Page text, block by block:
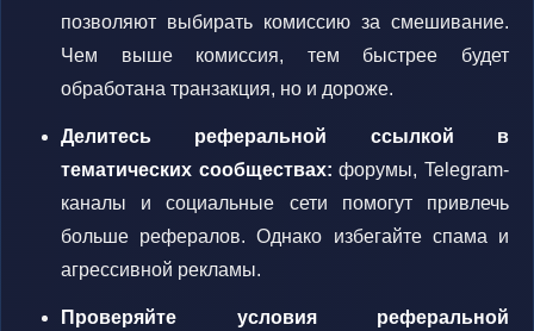
позволяют выбирать комиссию за смешивание.
Чем выше комиссия, тем быстрее будет
обработана транзакция, но и дороже.
Делитесь реферальной ссылкой в
тематических сообществах: форумы, Telegram-
каналы и социальные сети помогут привлечь
больше рефералов. Однако избегайте спама и
агрессивной рекламы.
Проверяйте условия реферальной